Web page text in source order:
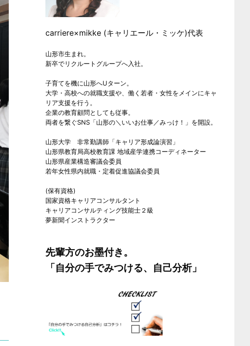
carriere×mikke (キャリエール・ミッケ)代表
山形市生まれ。
新卒でリクルートグループへ入社。
子育てを機に山形へUターン。
大学・高校への就職支援や、働く若者・女性をメインにキャ
リア支援を行う。
企業の教育顧問としても従事。
両者を繋ぐSNS「山形の＼いいお仕事／みっけ！」を開設。
山形大学 非常勤講師「キャリア形成論演習」
山形県教育局高校教育課 地域産学連携コーディネーター
山形県産業構造審議会委員
若年女性県内就職・定着促進協議会委員
(保有資格)
国家資格キャリアコンサルタント
キャリアコンサルティング技能士２級
夢新聞インストラクター
先輩方のお墨付き。
「自分の手でみつける、自己分析」